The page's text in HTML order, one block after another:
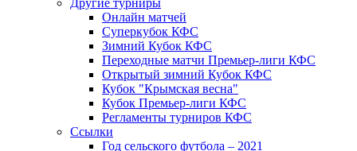
Другие турниры
Онлайн матчей
Суперкубок КФС
Зимний Кубок КФС
Переходные матчи Премьер-лиги КФС
Открытый зимний Кубок КФС
Кубок "Крымская весна"
Кубок Премьер-лиги КФС
Регламенты турниров КФС
Ссылки
Год сельского футбола – 2021